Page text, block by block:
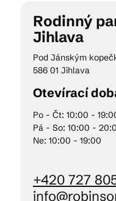
CS
©
Rodinný
Jihlava
Pod Jánským
586 01 Jihlava
Otevírací
Po - Čt: 10:00 -
Pá - So: 10:00 -
Ne: 10:00 - 19:00
+420 727